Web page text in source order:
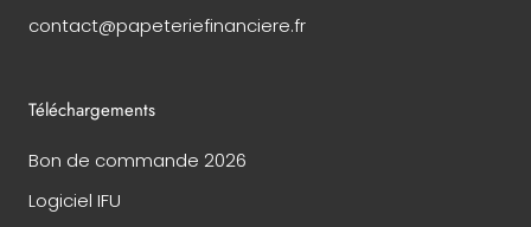
contact@papeteriefinanciere.fr
Téléchargements
Bon de commande 2026
Logiciel IFU